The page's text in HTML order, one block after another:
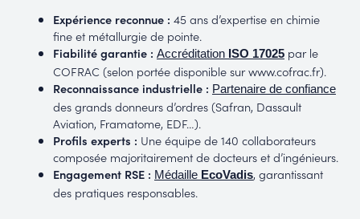
Expérience reconnue : 45 ans d’expertise en chimie
fine et métallurgie de pointe.
Fiabilité garantie : Accréditation ISO 17025par le
COFRAC (selon portée disponible sur www.cofrac.fr).
Reconnaissance industrielle : Partenaire de confiance
des grands donneurs d’ordres (Safran, Dassault
Aviation, Framatome, EDF…).
Profils experts : Une équipe de 140 collaborateurs
composée majoritairement de docteurs et d’ingénieurs.
Engagement RSE : Médaille EcoVadis, garantissant
des pratiques responsables.